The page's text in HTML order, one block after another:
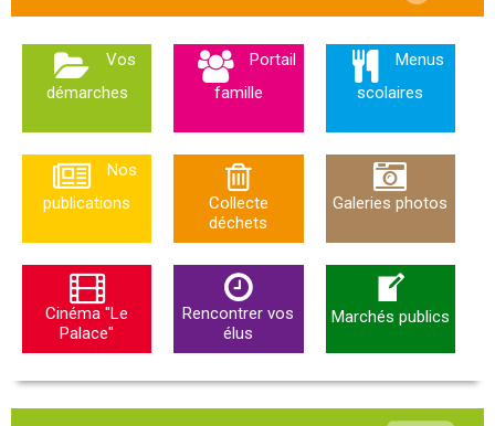
Vos
démarches
Portail
famille
Menus
scolaires
Nos
publications
Collecte
déchets
Galeries photos
Cinéma "Le
Palace"
Rencontrer vos
élus
Marchés publics